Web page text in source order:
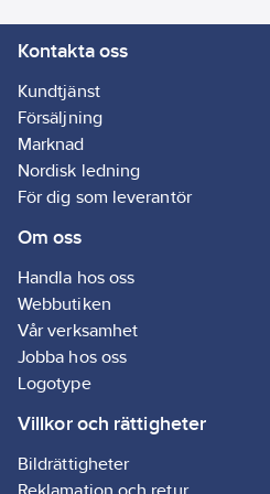
manöverspak med
som går att låsa. För
enheten en ny
övertrycksventil med
enhandsmanövrering,
en fotring med
integrerade fotsteg för
bättre stabilitet samt
som skydd för att
lägga ner lans och
munstycke. Lansen
kan dessutom
klämmas fast tvärs
under lanshållaren på
Den stora
Kontakta oss
Kundtjänst
Försäljning
Marknad
Nordisk ledning
För dig som leverantör
Om oss
Handla hos oss
Webbutiken
Vår verksamhet
Jobba hos oss
Logotype
Villkor och rättigheter
Bildrättigheter